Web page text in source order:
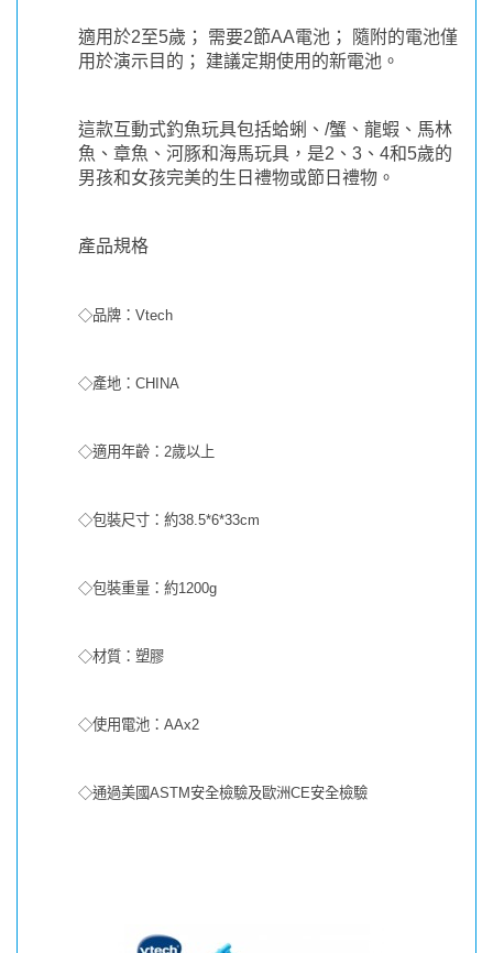
適用於2至5歲； 需要2節AA電池； 隨附的電池僅
用於演示目的； 建議定期使用的新電池。
這款互動式釣魚玩具包括蛤蜊、/蟹、龍蝦、馬林
魚、章魚、河豚和海馬玩具，是2、3、4和5歲的
男孩和女孩完美的生日禮物或節日禮物。
產品規格
◇品牌：Vtech
◇產地：CHINA
◇適用年齡：2歲以上
◇包裝尺寸：約38.5*6*33cm
◇包裝重量：約1200g
◇材質：塑膠
◇使用電池：AAx2
◇通過美國ASTM安全檢驗及歐洲CE安全檢驗